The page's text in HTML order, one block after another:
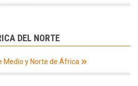
DEL NORTE
Medio y Norte de África